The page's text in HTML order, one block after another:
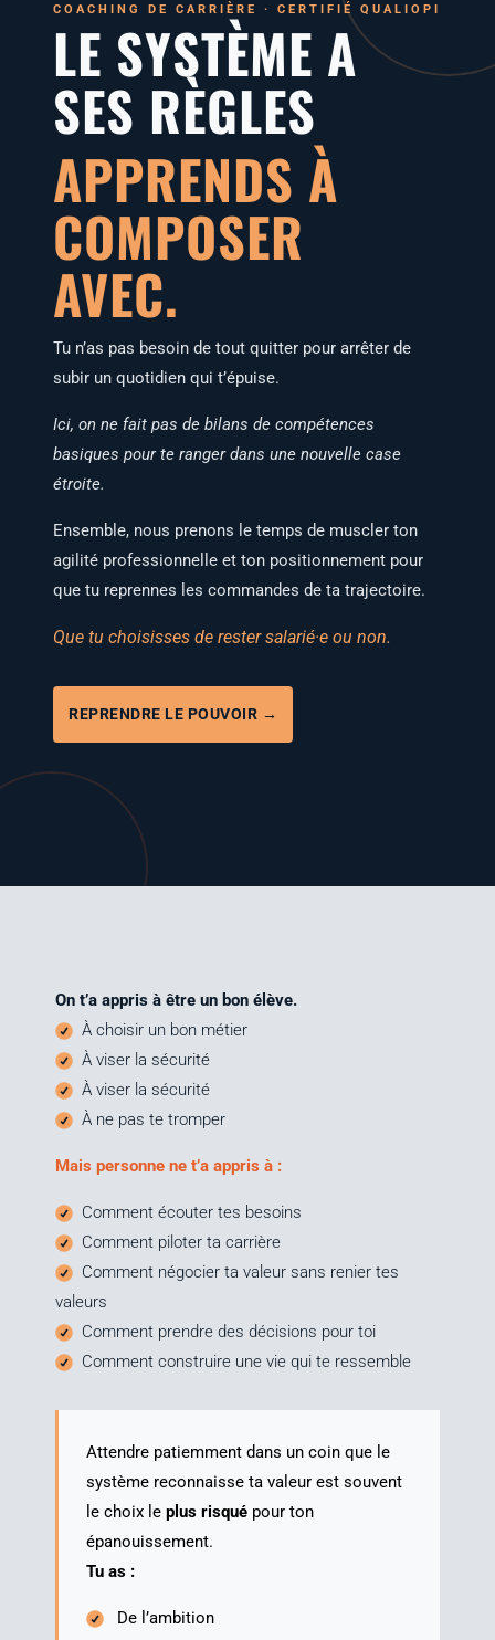
COA­CHING DE CAR­RIÈRE · CER­TI­FIÉ QUALIOPI
LE SYSTÈME A
SES RÈGLES
APPRENDS À
COMPOSER
AVEC.
Tu n’as pas besoin de tout quit­ter pour arrê­ter de
subir un quo­ti­dien qui t’épuise.
Ici, on ne fait pas de bilans de com­pé­tences
basiques pour te ran­ger dans une nou­velle case
étroite.
Ensemble, nous pre­nons le temps de mus­cler ton
agi­li­té pro­fes­sion­nelle et ton posi­tion­ne­ment pour
que tu reprennes les com­mandes de ta trajectoire.
Que tu choi­sisses de res­ter salarié·e ou non.
REPRENDRE LE POUVOIR →
On t’a appris à être un bon élève.
À choi­sir un bon métier
À viser la sécurité
À viser la sécurité
À ne pas te tromper
Mais per­sonne ne t’a appris à :
Com­ment écou­ter tes besoins
Com­ment pilo­ter ta carrière
Com­ment négo­cier ta valeur sans renier tes
valeurs
Com­ment prendre des déci­sions pour toi
Com­ment construire une vie qui te ressemble
Attendre patiem­ment dans un coin que le
sys­tème recon­naisse ta valeur est sou­vent
le choix le plus ris­qué pour ton
épanouissement.
Tu as :
De l’am­bi­tion